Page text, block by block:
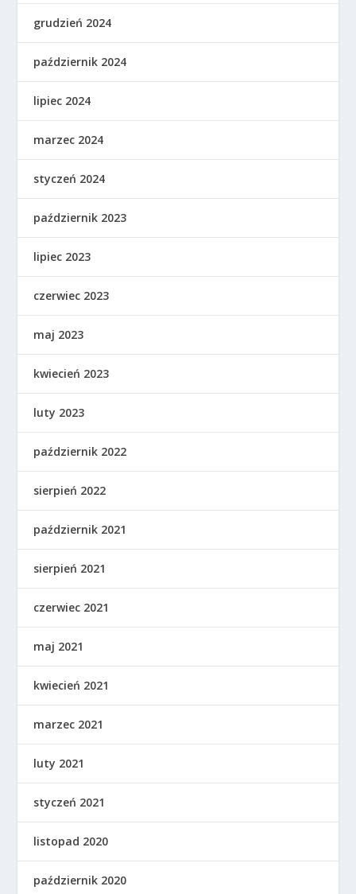
grudzień 2024
październik 2024
lipiec 2024
marzec 2024
styczeń 2024
październik 2023
lipiec 2023
czerwiec 2023
maj 2023
kwiecień 2023
luty 2023
październik 2022
sierpień 2022
październik 2021
sierpień 2021
czerwiec 2021
maj 2021
kwiecień 2021
marzec 2021
luty 2021
styczeń 2021
listopad 2020
październik 2020